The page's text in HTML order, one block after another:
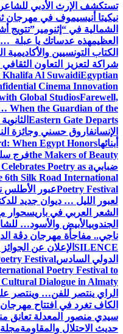
تستكشف الإرث الأدبي
نيكيتا أنيسيموف في مهرجان
الشمالية في “إثنومير”تتويج
العظيمهذه عدساتك يا عبلة …
الكتاب التونسيين والأكاديمية
شراكة لتعزيز التعاون
Khalifa Al SuwaidiEgyptian
Cinema Innovation
Global StudiosFarewell,
When the Guardian of the
Eastern Gate Departs
الإنسانفاروق حسني وجائزة
أبنائهاWhen Egypt Honors
the Makers of Beautyفرج
ضبابيPoetry as a
6th Silk Road International
Poetry Festivalعبور الأطلس
لعبور الليل … ديوان جديد
الشعر العربي في باريسحوار
الجندوبيالأبيض والأسود…
ناجي.. مفاجأة مهرجان دڨة
SILENCE الإعلان عن
الدولي السادسFestival
Poetry Festival to
Dialogue in Almaty
الراي ينتصر للفن…
الكاف تغرد في افتتاح مهرجان
سيدي منصور المعدلة تعانق
حديث الاحتلال والمقاومة